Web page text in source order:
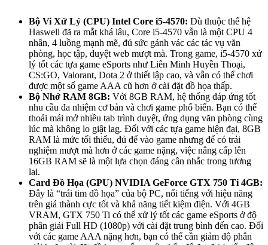
Bộ Vi Xử Lý (CPU) Intel Core i5-4570: Dù thuộc thế hệ
Haswell đã ra mắt khá lâu, Core i5-4570 vẫn là một CPU 4
nhân, 4 luồng mạnh mẽ, đủ sức gánh vác các tác vụ văn
phòng, học tập, duyệt web mượt mà. Trong game, i5-4570 xử
lý tốt các tựa game eSports như Liên Minh Huyền Thoại,
CS:GO, Valorant, Dota 2 ở thiết lập cao, và vẫn có thể chơi
được một số game AAA cũ hơn ở cài đặt đồ họa thấp.
Bộ Nhớ RAM 8GB: Với 8GB RAM, hệ thống đáp ứng tốt
nhu cầu đa nhiệm cơ bản và chơi game phổ biến. Bạn có thể
thoải mái mở nhiều tab trình duyệt, ứng dụng văn phòng cùng
lúc mà không lo giật lag. Đối với các tựa game hiện đại, 8GB
RAM là mức tối thiểu, đủ để vào game nhưng để có trải
nghiệm mượt mà hơn ở các game nặng, việc nâng cấp lên
16GB RAM sẽ là một lựa chọn đáng cân nhắc trong tương
lai.
Card Đồ Họa (GPU) NVIDIA GeForce GTX 750 Ti 4GB:
Đây là “trái tim đồ họa” của bộ PC, nổi tiếng với hiệu năng
trên giá thành cực tốt và khả năng tiết kiệm điện. Với 4GB
VRAM, GTX 750 Ti có thể xử lý tốt các game eSports ở độ
phân giải Full HD (1080p) với cài đặt trung bình đến cao. Đối
với các game AAA nặng hơn, bạn có thể cần giảm độ phân